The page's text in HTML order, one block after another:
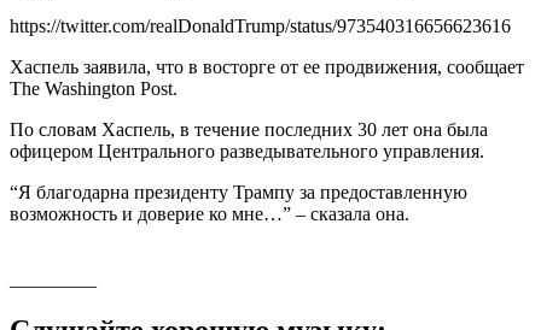
https://twitter.com/realDonaldTrump/status/973540316656623616
Хаспель заявила, что в восторге от ее продвижения, сообщает
The Washington Post.
По словам Хаспель, в течение последних 30 лет она была
офицером Центрального разведывательного управления.
“Я благодарна президенту Трампу за предоставленную
возможность и доверие ко мне…” – сказала она.